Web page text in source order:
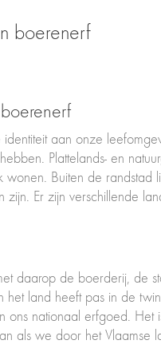
boerenerf
aan onze
Plattelands- en
wonen. Buiten de
Er zijn verschillende
daarop de boerderij, de
het land heeft pas in de
ons nationaal erfgoed.
als we door het Vlaamse